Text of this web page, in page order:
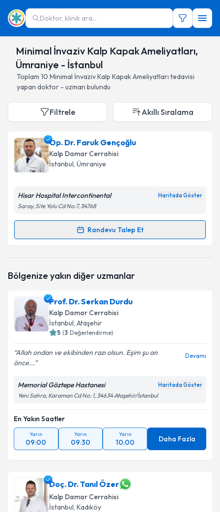
Doktor, klinik ara...
Minimal İnvaziv Kalp Kapak Ameliyatları,
Ümraniye - İstanbul
Toplam 10 Minimal İnvaziv Kalp Kapak Ameliyatları tedavisi
yapan doktor - uzman bulundu
Filtrele Akıllı Sıralama
Op. Dr. Faruk Gençoğlu
Kalp Damar Cerrahisi
İstanbul, Ümraniye
Hisar Hospital Intercontinental Haritada Göster
Saray, Site Yolu Cd No:7, 34768
Randevu Talep Et
Randevu Takvimi Talebi
oluşturun. Size bu uzmandan randevu almanız için bir
E-posta Adresiniz
Kişisel verilerimin işlenmesine ilişkinAydınlatma
Bölgenize yakın diğer uzmanlar
Prof. Dr. Serkan Durdu
Kalp Damar Cerrahisi
İstanbul, Ataşehir
5 (3 Değerlendirme)
Allah ondan ve ekibinden razı olsun. Eşim şu an
önce...
Devamı
Memorial Göztepe Hastanesi Haritada Göster
Yeni Sahra, Karaman Cd No: 1, 34634 Ataşehir/İstanbul
En Yakın Saatler
Yarın
09:00
Yarın
09:30
Yarın
10:00 Daha Fazla
Doç. Dr. Tanıl Özer
Kalp Damar Cerrahisi
İstanbul, Kadıköy